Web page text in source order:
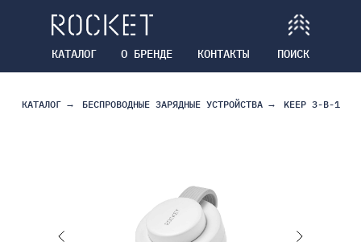
О БРЕНДЕ КОНТАКТЫ ПОИСК
КАТАЛОГ
КАТАЛОГ → БЕСПРОВОДНЫЕ ЗАРЯДНЫЕ УСТРОЙСТВА → KEEP 3-В-1